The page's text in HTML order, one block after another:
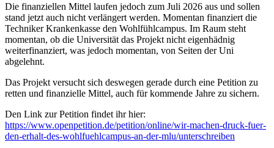
Die finanziellen Mittel laufen jedoch zum Juli 2026 aus und sollen
stand jetzt auch nicht verlängert werden. Momentan finanziert die
Techniker Krankenkasse den Wohlfühlcampus. Im Raum steht
momentan, ob die Universität das Projekt nicht eigenhädnig
weiterfinanziert, was jedoch momentan, von Seiten der Uni
abgelehnt.
Das Projekt versucht sich deswegen gerade durch eine Petition zu
retten und finanzielle Mittel, auch für kommende Jahre zu sichern.
Den Link zur Petition findet ihr hier:
https://www.openpetition.de/petition/online/wir-machen-druck-fuer-
den-erhalt-des-wohlfuehlcampus-an-der-mlu/unterschreiben